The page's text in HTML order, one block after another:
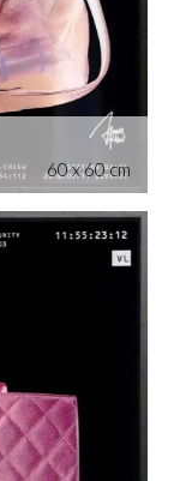
60 x 60 cm